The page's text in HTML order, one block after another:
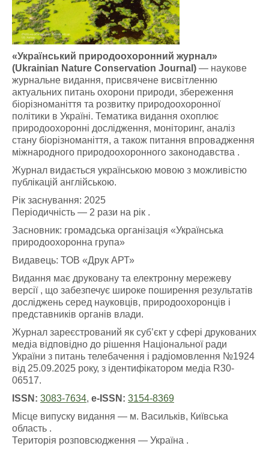
«Український природоохоронний журнал»
(Ukrainian Nature Conservation Journal) — наукове
журнальне видання, присвячене висвітленню
актуальних питань охорони природи, збереження
біорізноманіття та розвитку природоохоронної
політики в Україні. Тематика видання охоплює
природоохоронні дослідження, моніторинг, аналіз
стану біорізноманіття, а також питання впровадження
міжнародного природоохоронного законодавства .
Журнал видається українською мовою з можливістю
публікацій англійською.
Рік заснування: 2025
Періодичність — 2 рази на рік .
Засновник: громадська організація «Українська
природоохоронна група»
Видавець: ТОВ «Друк АРТ»
Видання має друковану та електронну мережеву
версії , що забезпечує широке поширення результатів
досліджень серед науковців, природоохоронців і
представників органів влади.
Журнал зареєстрований як суб’єкт у сфері друкованих
медіа відповідно до рішення Національної ради
України з питань телебачення і радіомовлення №1924
від 25.09.2025 року, з ідентифікатором медіа R30-
06517.
ISSN: 3083-7634, e-ISSN: 3154-8369
Місце випуску видання — м. Васильків, Київська
область .
Територія розповсюдження — Україна .